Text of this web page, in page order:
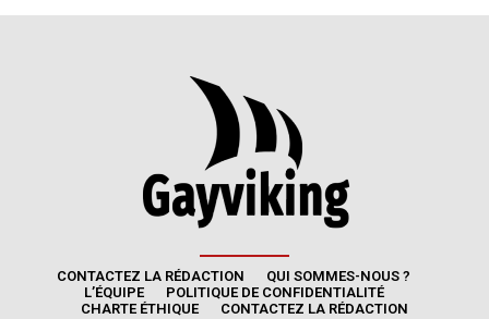
CONTACTEZ LA RÉDACTION
QUI SOMMES-NOUS ?
L’ÉQUIPE
POLITIQUE DE CONFIDENTIALITÉ
CHARTE ÉTHIQUE
CONTACTEZ LA RÉDACTION